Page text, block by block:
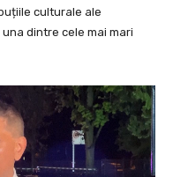
culturale ale
dintre cele mai mari